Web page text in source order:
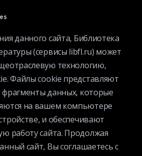
библиотеки
Спецпроекты
Премии
документы
экстремизму
Ученый совет
структура
данного сайта, Библиотека
libfl.ru) может
технологию,
данных, которые
и обеспечивают
сайта. Продолжая
сайт, Вы соглашаетесь с